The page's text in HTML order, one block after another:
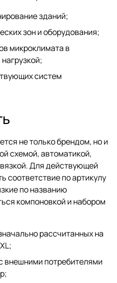
зданий;
зон и оборудования;
микроклимата в
систем
не только брендом, но и
схемой, автоматикой,
Для действующей
соответствие по артикулу
по названию
компоновкой и набором
рассчитанных на
внешними потребителями